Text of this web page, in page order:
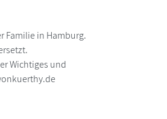
Familie in Hamburg.
Wichtiges und